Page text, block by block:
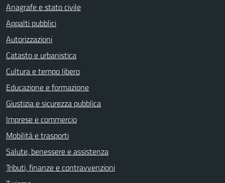
Anagrafe e stato civile
Appalti pubblici
Autorizzazioni
Catasto e urbanistica
Cultura e tempo libero
Educazione e formazione
Giustizia e sicurezza pubblica
Imprese e commercio
Mobilità e trasporti
Salute, benessere e assistenza
Tributi, finanze e contravvenzioni